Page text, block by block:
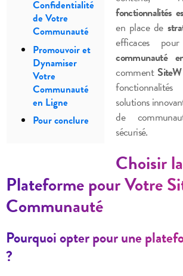
Confidentialité
de Votre
Communauté
Promouvoir et
Dynamiser
Votre
Communauté
en Ligne
Pour conclure
fonctionnalités
en place de
efficaces
communauté
comment SiteW
solutions
de
sécurisé.
Choisir
Plateforme pour Votre
Communauté
Pourquoi opter pour une
?